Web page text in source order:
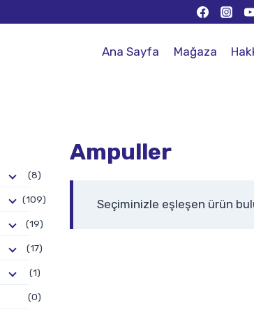
Ana Sayfa Mağaza
Ampuller
Seçiminizle eşleşen ürün
(8)
(109)
(19)
(17)
(1)
(0)